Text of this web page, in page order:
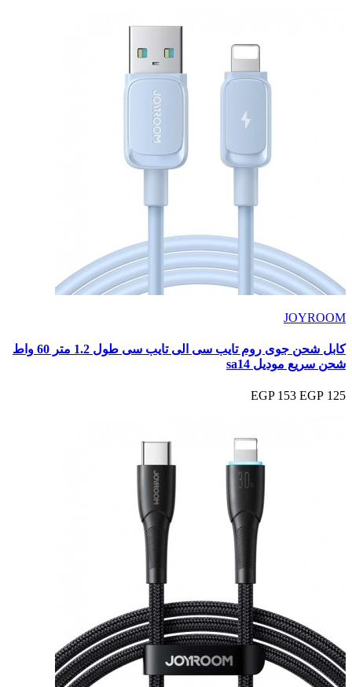
JOYROOM
كابل شحن جوى روم تايب سى الى تايب سى طول 1.2 متر 60 واط
شحن سريع موديل sa14
125 EGP
153 EGP